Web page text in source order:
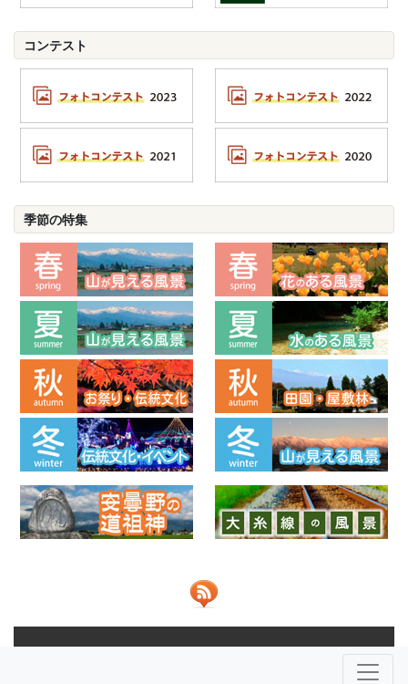
コンテスト
季節の特集
NPO法人安